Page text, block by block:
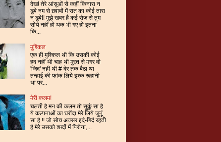
देख! तेरे आंसूओं से कहीं किनारा न
डूबे नम से ख़्वाबों में रात का कोई तारा
न डूबे!! मुझे खबर है कई रोज से तुम
सोये नहीं हो थक भी गए हो इतना
कि...
मुश्किल
एक ही मुश्किल थी कि उसकी कोई
हद नहीं थी चाह थी मुद्दत से मगर वो
'जिद' नहीं थी # देर तक बैठा था
तन्हाई की फांक लिये इश्क रूहानी
था पर...
मेरी कलम!
चलती है मन की कलम तो सुकूं सा है
ये कल्पनाओं का घरोंदा मेरे लिये जुनूं
सा है !! जो सोच अक्सर इर्द-गिर्द रहती
है मेरे उसको शब्दों में पिरोना,...